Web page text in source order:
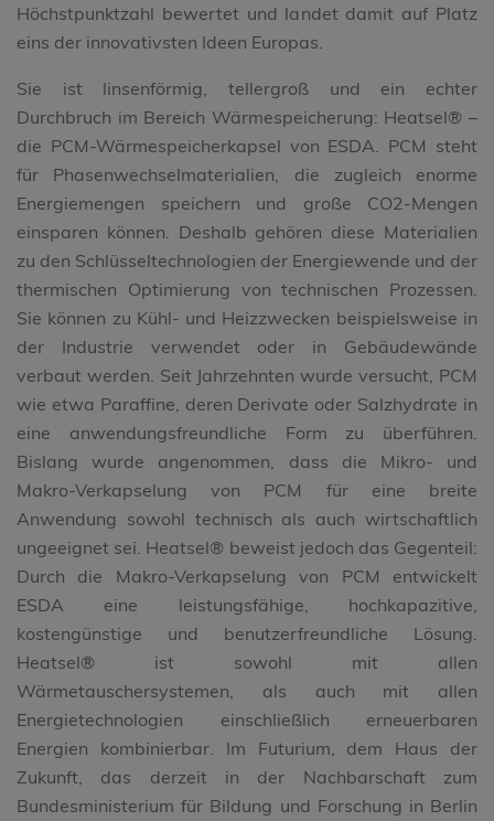
Höchstpunktzahl bewertet und landet damit auf Platz
eins der innovativsten Ideen Europas.
Sie ist linsenförmig, tellergroß und ein echter
Durchbruch im Bereich Wärmespeicherung: Heatsel® –
die PCM-Wärmespeicherkapsel von ESDA. PCM steht
für Phasenwechselmaterialien, die zugleich enorme
Energiemengen speichern und große CO2-Mengen
einsparen können. Deshalb gehören diese Materialien
zu den Schlüsseltechnologien der Energiewende und der
thermischen Optimierung von technischen Prozessen.
Sie können zu Kühl- und Heizzwecken beispielsweise in
der Industrie verwendet oder in Gebäudewände
verbaut werden. Seit Jahrzehnten wurde versucht, PCM
wie etwa Paraffine, deren Derivate oder Salzhydrate in
eine anwendungsfreundliche Form zu überführen.
Bislang wurde angenommen, dass die Mikro- und
Makro-Verkapselung von PCM für eine breite
Anwendung sowohl technisch als auch wirtschaftlich
ungeeignet sei. Heatsel® beweist jedoch das Gegenteil:
Durch die Makro-Verkapselung von PCM entwickelt
ESDA eine leistungsfähige, hochkapazitive,
kostengünstige und benutzerfreundliche Lösung.
Heatsel® ist sowohl mit allen
Wärmetauschersystemen, als auch mit allen
Energietechnologien einschließlich erneuerbaren
Energien kombinierbar. Im Futurium, dem Haus der
Zukunft, das derzeit in der Nachbarschaft zum
Bundesministerium für Bildung und Forschung in Berlin